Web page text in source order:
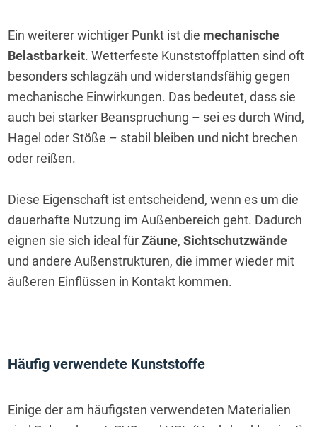
Ein weiterer wichtiger Punkt ist die mechanische
Belastbarkeit. Wetterfeste Kunststoffplatten sind oft
besonders schlagzäh und widerstandsfähig gegen
mechanische Einwirkungen. Das bedeutet, dass sie
auch bei starker Beanspruchung – sei es durch Wind,
Hagel oder Stöße – stabil bleiben und nicht brechen
oder reißen.
Diese Eigenschaft ist entscheidend, wenn es um die
dauerhafte Nutzung im Außenbereich geht. Dadurch
eignen sie sich ideal für Zäune, Sichtschutzwände
und andere Außenstrukturen, die immer wieder mit
äußeren Einflüssen in Kontakt kommen.
Häufig verwendete Kunststoffe
Einige der am häufigsten verwendeten Materialien